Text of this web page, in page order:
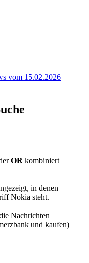
vom 15.02.2026
OR kombiniert
in denen
Nokia steht.
Nachrichten
und kaufen)